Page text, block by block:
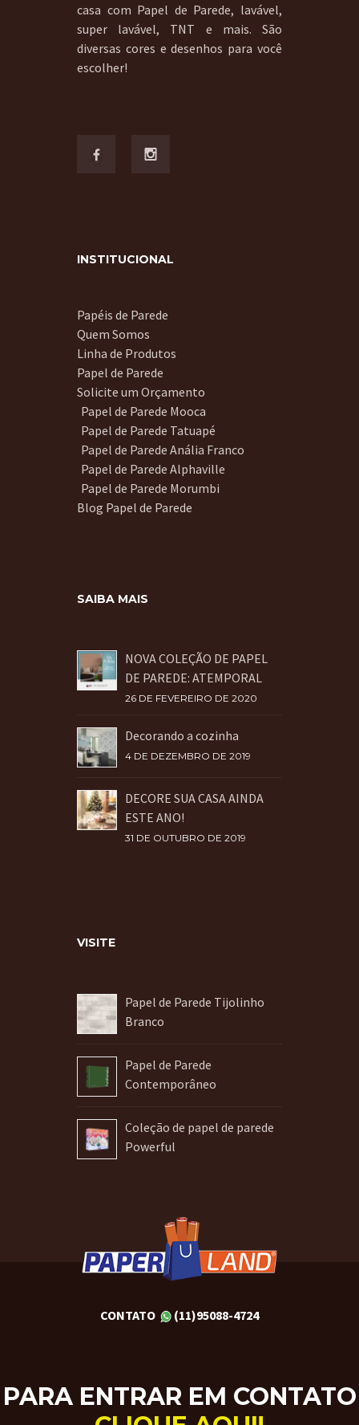
casa com Papel de Parede, lavável,
super lavável, TNT e mais. São
diversas cores e desenhos para você
escolher!
INSTITUCIONAL
Papéis de Parede
Quem Somos
Linha de Produtos
Papel de Parede
Solicite um Orçamento
Papel de Parede Mooca
Papel de Parede Tatuapé
Papel de Parede Anália Franco
Papel de Parede Alphaville
Papel de Parede Morumbi
Blog Papel de Parede
SAIBA MAIS
NOVA COLEÇÃO DE PAPEL
DE PAREDE: ATEMPORAL
26 DE FEVEREIRO DE 2020
Decorando a cozinha
4 DE DEZEMBRO DE 2019
DECORE SUA CASA AINDA
ESTE ANO!
31 DE OUTUBRO DE 2019
VISITE
Papel de Parede Tijolinho
Branco
Papel de Parede
Contemporâneo
Coleção de papel de parede
Powerful
CONTATO (11)95088-4724
PARA ENTRAR EM CONTATO